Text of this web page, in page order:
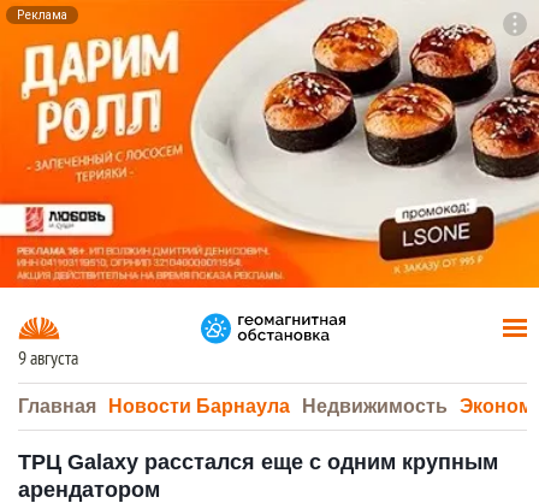
Реклама
9 августа
Главная Новости Барнаула Недвижимость
ТРЦ Galaxy расстался еще с одним крупным
арендатором